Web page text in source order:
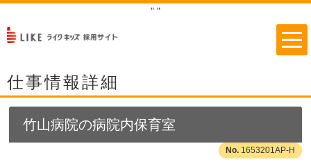
" "
仕事情報詳細
竹山病院の病院内保育室
1653201AP-H